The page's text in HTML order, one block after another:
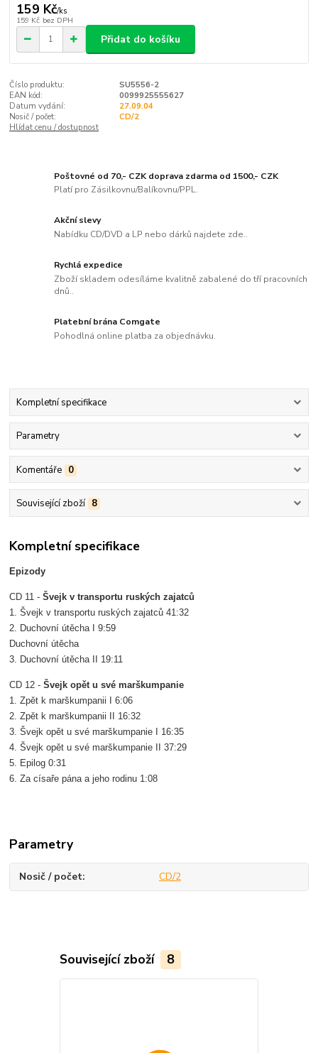
159 Kč/ks
159 Kč bez DPH
Přidat do košíku
Číslo produktu:
SU5556-2
EAN kód:
0099925555627
Datum vydání:
27.09.04
Nosič / počet:
CD/2
Hlídat cenu / dostupnost
Poštovné od 70,- CZK doprava zdarma od 1500,- CZK
Platí pro Zásilkovnu/Balíkovnu/PPL.
Akční slevy
Nabídku CD/DVD a LP nebo dárků najdete zde..
Rychlá expedice
Zboží skladem odesíláme kvalitně zabalené do tří pracovních
dnů..
Platební brána Comgate
Pohodlná online platba za objednávku.
Kompletní specifikace
Parametry
Komentáře 0
Související zboží 8
Kompletní specifikace
Epizody
CD 11 -Švejk v transportu ruských zajatců
1. Švejk v transportu ruských zajatců 41:32
2. Duchovní útěcha I 9:59
Duchovní útěcha
3. Duchovní útěcha II 19:11
CD 12 -Švejk opět u své marškumpanie
1. Zpět k marškumpanii I 6:06
2. Zpět k marškumpanii II 16:32
3. Švejk opět u své marškumpanie I 16:35
4. Švejk opět u své marškumpanie II 37:29
5. Epilog 0:31
6. Za císaře pána a jeho rodinu 1:08
Parametry
Nosič / počet CD/2
Související zboží 8